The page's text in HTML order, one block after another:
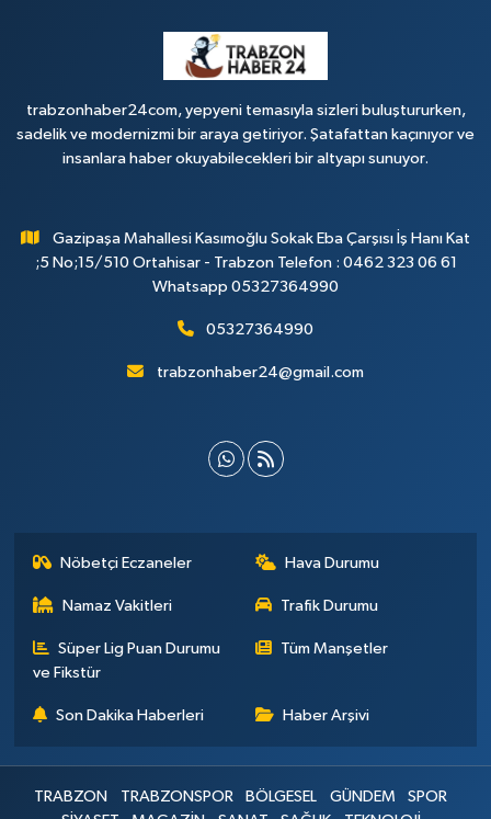
trabzonhaber24com, yepyeni temasıyla sizleri buluştururken,
sadelik ve modernizmi bir araya getiriyor. Şatafattan kaçınıyor ve
insanlara haber okuyabilecekleri bir altyapı sunuyor.
Gazipaşa Mahallesi Kasımoğlu Sokak Eba Çarşısı İş Hanı Kat
;5 No;15/510 Ortahisar - Trabzon Telefon : 0462 323 06 61
Whatsapp 05327364990
05327364990
trabzonhaber24@gmail.com
Nöbetçi Eczaneler Hava Durumu
Namaz Vakitleri Trafik Durumu
Süper Lig Puan Durumu
ve Fikstür
Tüm Manşetler
Son Dakika Haberleri Haber Arşivi
TRABZON TRABZONSPOR BÖLGESEL GÜNDEM
SPOR